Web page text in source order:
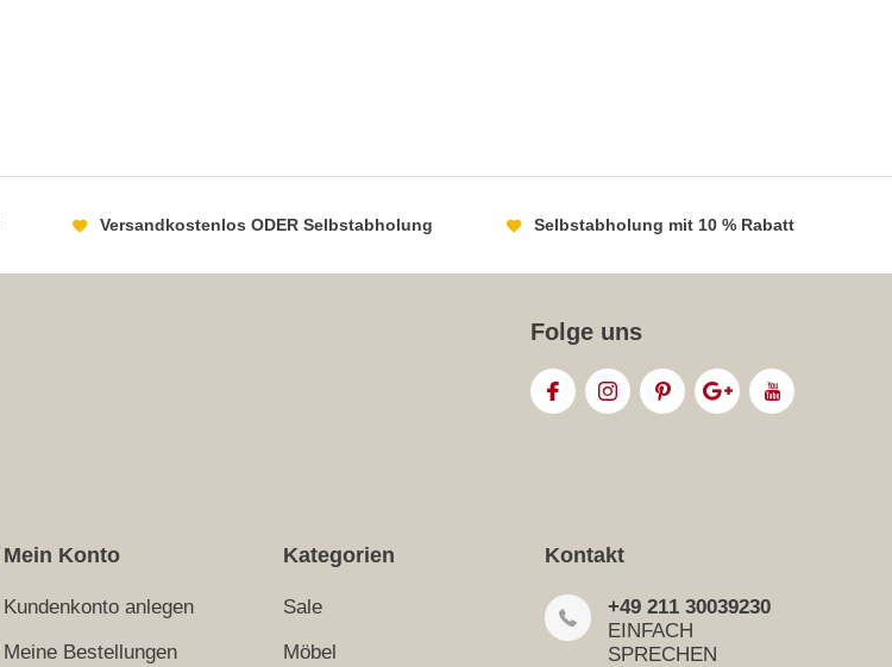
Versandkostenlos ODER Selbstabholung Selbstabholung mit 10 % Rabatt
Folge uns
Mein Konto
Kundenkonto anlegen
Meine Bestellungen
Kategorien
Sale
Möbel
Kontakt
+49 211 30039230
EINFACH
SPRECHEN